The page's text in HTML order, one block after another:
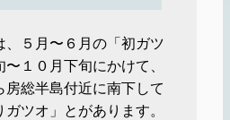
５月〜６月の「初ガツ
１０月下旬にかけて、
房総半島付近に南下して
ツオ」とがあります。